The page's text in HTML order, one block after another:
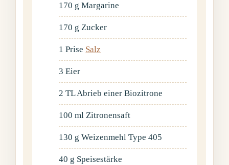
170 g Margarine
170 g Zucker
1 Prise Salz
3 Eier
2 TLAbrieb einer Biozitrone
100 ml Zitronensaft
130 g Weizenmehl Type 405
40 g Speisestärke